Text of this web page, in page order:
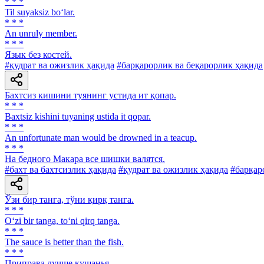
Til suyaksiz bo‘lar.
* * *
An unruly member.
* * *
Язык без костей.
#қудрат ва ожизлик ҳақида #барқарорлик ва беқарорлик ҳақида
Бахтсиз кишини туянинг устида ит қопар.
* * *
Baxtsiz kishini tuyaning ustida it qopar.
* * *
An unfortunate man would be drowned in a teacup.
* * *
На бедного Макара все шишки валятся.
#бахт ва бахтсизлик ҳақида #қудрат ва ожизлик ҳақида
Ўзи бир танга, тўни қирқ танга.
* * *
O‘zi bir tanga, to‘ni qirq tanga.
* * *
The sauce is better than the fish.
* * *